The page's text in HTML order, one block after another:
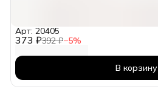
373 ₽392 ₽−5%
Арт: 20405
В корзину